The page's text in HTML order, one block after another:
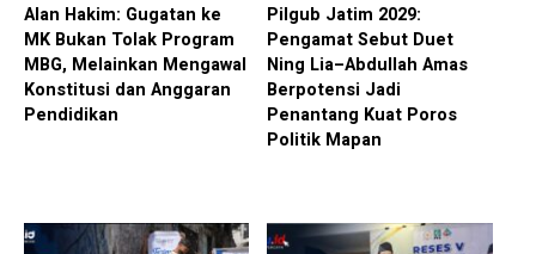
Alan Hakim: Gugatan ke
MK Bukan Tolak Program
MBG, Melainkan Mengawal
Konstitusi dan Anggaran
Pendidikan
Pilgub Jatim 2029:
Pengamat Sebut Duet
Ning Lia–Abdullah Amas
Berpotensi Jadi
Penantang Kuat Poros
Politik Mapan